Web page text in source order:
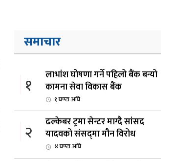
समाचार
१
लाभांश घोषणा गर्ने पहिलो बैंक बन्यो
कामना सेवा विकास बैंक
१ घण्टा अघि
२
ढल्केबर ट्रमा सेन्टर माग्दै सांसद
यादवको संसद्‌मा मौन विरोध
४ घण्टा अघि